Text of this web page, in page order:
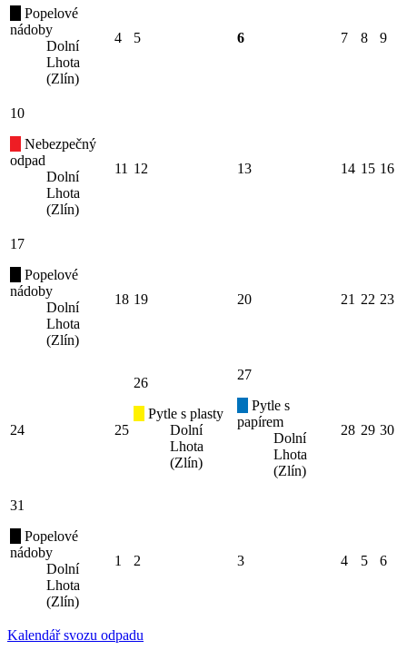
Popelové
nádoby
Dolní
Lhota
(Zlín)
4 5 6 7 8 9
10
Nebezpečný
odpad
Dolní
Lhota
(Zlín)
11 12 13 14 15 16
17
Popelové
nádoby
Dolní
Lhota
(Zlín)
18 19 20 21 22 23
24 25
26
Pytle s plasty
Dolní
Lhota
(Zlín)
27
Pytle s
papírem
Dolní
Lhota
(Zlín)
28 29 30
31
Popelové
nádoby
Dolní
Lhota
(Zlín)
1 2 3 4 5 6
Kalendář svozu odpadu